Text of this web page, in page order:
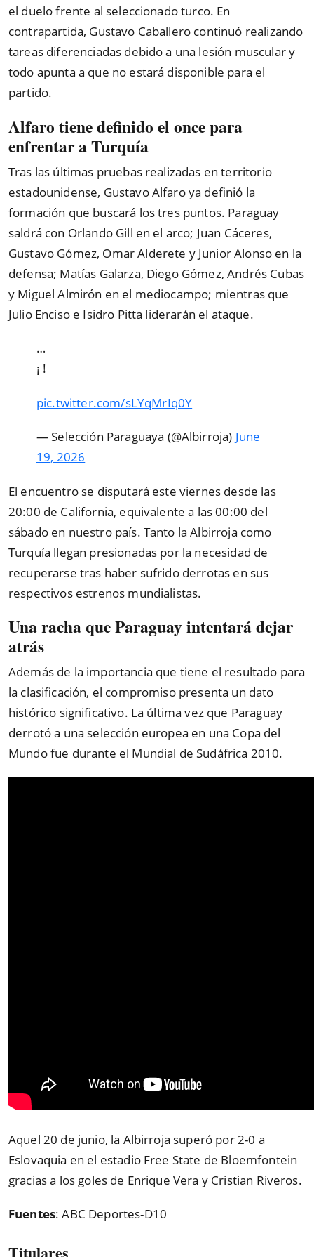
el duelo frente al seleccionado turco. En
contrapartida, Gustavo Caballero continuó realizando
tareas diferenciadas debido a una lesión muscular y
todo apunta a que no estará disponible para el
partido.
Alfaro tiene definido el once para
enfrentar a Turquía
Tras las últimas pruebas realizadas en territorio
estadounidense, Gustavo Alfaro ya definió la
formación que buscará los tres puntos. Paraguay
saldrá con Orlando Gill en el arco; Juan Cáceres,
Gustavo Gómez, Omar Alderete y Junior Alonso en la
defensa; Matías Galarza, Diego Gómez, Andrés Cubas
y Miguel Almirón en el mediocampo; mientras que
Julio Enciso e Isidro Pitta liderarán el ataque.
…
¡ !
pic.twitter.com/sLYqMrIq0Y
— Selección Paraguaya (@Albirroja) June
19, 2026
El encuentro se disputará este viernes desde las
20:00 de California, equivalente a las 00:00 del
sábado en nuestro país. Tanto la Albirroja como
Turquía llegan presionadas por la necesidad de
recuperarse tras haber sufrido derrotas en sus
respectivos estrenos mundialistas.
Una racha que Paraguay intentará dejar
atrás
Además de la importancia que tiene el resultado para
la clasificación, el compromiso presenta un dato
histórico significativo. La última vez que Paraguay
derrotó a una selección europea en una Copa del
Mundo fue durante el Mundial de Sudáfrica 2010.
Aquel 20 de junio, la Albirroja superó por 2-0 a
Eslovaquia en el estadio Free State de Bloemfontein
gracias a los goles de Enrique Vera y Cristian Riveros.
Fuentes: ABC Deportes-D10
Titulares